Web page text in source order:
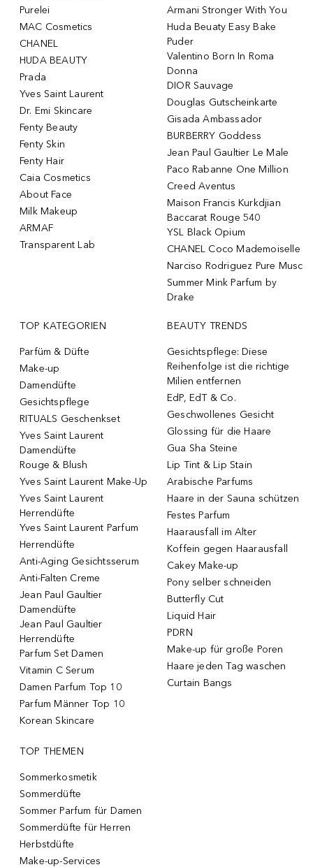
Purelei
MAC Cosmetics
CHANEL
HUDA BEAUTY
Prada
Yves Saint Laurent
Dr. Emi Skincare
Fenty Beauty
Fenty Skin
Fenty Hair
Caia Cosmetics
About Face
Milk Makeup
ARMAF
Transparent Lab
Armani Stronger With You
Huda Beuaty Easy Bake
Puder
Valentino Born In Roma
Donna
DIOR Sauvage
Douglas Gutscheinkarte
Gisada Ambassador
BURBERRY Goddess
Jean Paul Gaultier Le Male
Paco Rabanne One Million
Creed Aventus
Maison Francis Kurkdjian
Baccarat Rouge 540
YSL Black Opium
CHANEL Coco Mademoiselle
Narciso Rodriguez Pure Musc
Summer Mink Parfum by
Drake
TOP KATEGORIEN
Parfüm & Düfte
Make-up
Damendüfte
Gesichtspflege
RITUALS Geschenkset
Yves Saint Laurent
Damendüfte
Rouge & Blush
Yves Saint Laurent Make-Up
Yves Saint Laurent
Herrendüfte
Yves Saint Laurent Parfum
Herrendüfte
Anti-Aging Gesichtsserum
Anti-Falten Creme
Jean Paul Gaultier
Damendüfte
Jean Paul Gaultier
Herrendüfte
Parfum Set Damen
Vitamin C Serum
Damen Parfum Top 10
Parfum Männer Top 10
Korean Skincare
BEAUTY TRENDS
Gesichtspflege: Diese
Reihenfolge ist die richtige
Milien entfernen
EdP, EdT & Co.
Geschwollenes Gesicht
Glossing für die Haare
Gua Sha Steine
Lip Tint & Lip Stain
Arabische Parfums
Haare in der Sauna schützen
Festes Parfum
Haarausfall im Alter
Koffein gegen Haarausfall
Cakey Make-up
Pony selber schneiden
Butterfly Cut
Liquid Hair
PDRN
Make-up für große Poren
Haare jeden Tag waschen
Curtain Bangs
TOP THEMEN
Sommerkosmetik
Sommerdüfte
Sommer Parfum für Damen
Sommerdüfte für Herren
Herbstdüfte
Make-up-Services